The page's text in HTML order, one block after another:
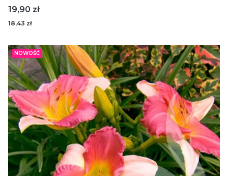
Cena
19,90 zł
18,43 zł
NOWOŚĆ